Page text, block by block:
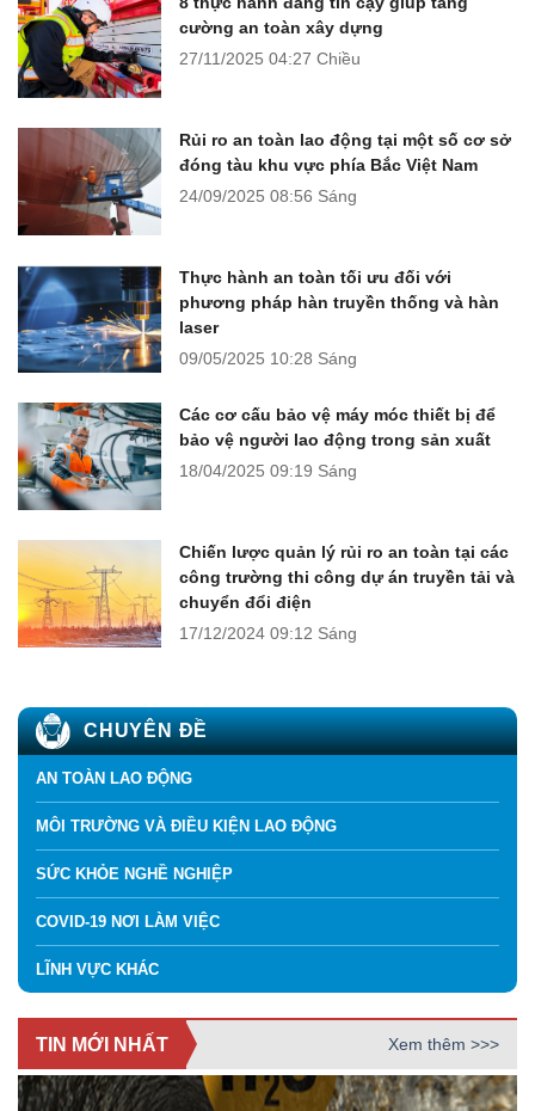
cường an toàn xây dựng
27/11/2025 04:27 Chiều
Rủi ro an toàn lao động tại một số cơ sở
đóng tàu khu vực phía Bắc Việt Nam
24/09/2025 08:56 Sáng
Thực hành an toàn tối ưu đối với
phương pháp hàn truyền thống và hàn
laser
09/05/2025 10:28 Sáng
Các cơ cấu bảo vệ máy móc thiết bị để
bảo vệ người lao động trong sản xuất
18/04/2025 09:19 Sáng
Chiến lược quản lý rủi ro an toàn tại các
công trường thi công dự án truyền tải và
chuyển đổi điện
17/12/2024 09:12 Sáng
CHUYÊN ĐỀ
AN TOÀN LAO ĐỘNG
MÔI TRƯỜNG VÀ ĐIỀU KIỆN LAO ĐỘNG
SỨC KHỎE NGHỀ NGHIỆP
COVID-19 NƠI LÀM VIỆC
LĨNH VỰC KHÁC
TIN MỚI NHẤT Xem thêm >>>